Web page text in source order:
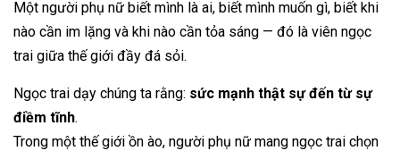
Một người phụ nữ biết mình là ai, biết mình muốn gì, biết khi
nào cần im lặng và khi nào cần tỏa sáng — đó là viên ngọc
trai giữa thế giới đầy đá sỏi.
Ngọc trai dạy chúng ta rằng: sức mạnh thật sự đến từ sự
điềm tĩnh.
Trong một thế giới ồn ào, người phụ nữ mang ngọc trai chọn